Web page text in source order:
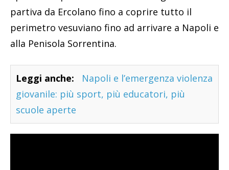
partiva da Ercolano fino a coprire tutto il
perimetro vesuviano fino ad arrivare a Napoli e
alla Penisola Sorrentina.
Leggi anche:
Napoli e l’emergenza violenza
giovanile: più sport, più educatori, più
scuole aperte